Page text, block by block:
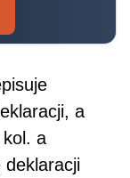
a
a
deklaracji